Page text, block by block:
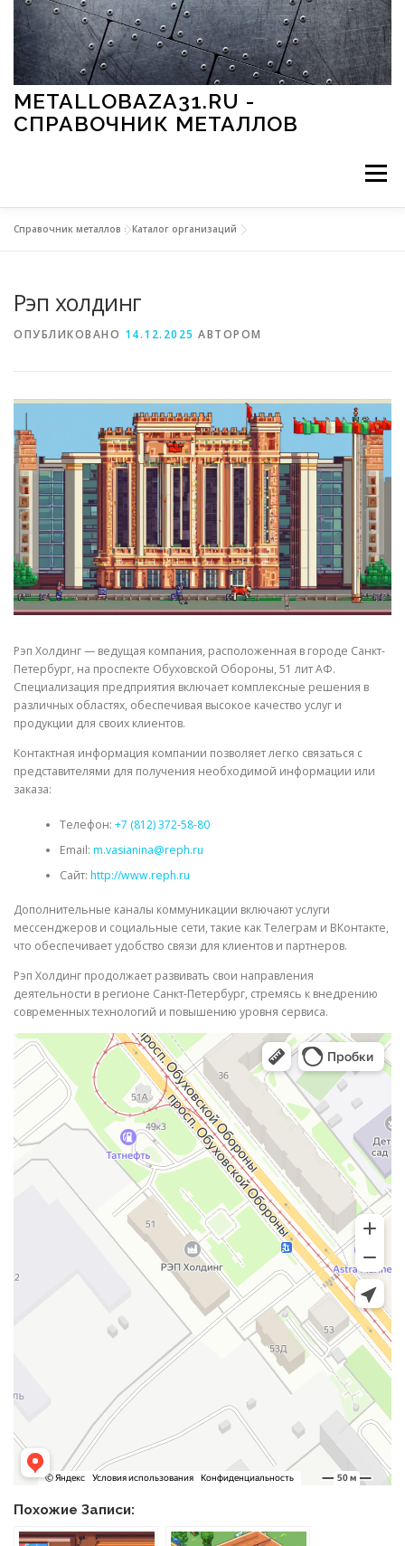
Перейти к содержимому
METALLOBAZA31.RU -
СПРАВОЧНИК МЕТАЛЛОВ
Меню
МЕТАЛЛЫ И ОКРУЖАЮЩАЯ СРЕДА
СВОЙСТВА МЕТАЛЛОВ СОРТА МЕТАЛЛОВ
СТАТЬИ
Справочник металлов »Каталог организаций
Рэп холдинг
ОПУБЛИКОВАНО 14.12.2025 АВТОРОМ
Рэп Холдинг — ведущая компания, расположенная в городе Санкт-
Петербург, на проспекте Обуховской Обороны, 51 лит АФ.
Специализация предприятия включает комплексные решения в
различных областях, обеспечивая высокое качество услуг и
продукции для своих клиентов.
Контактная информация компании позволяет легко связаться с
представителями для получения необходимой информации или
заказа:
Телефон: +7 (812) 372-58-80
Email: m.vasianina@reph.ru
Сайт: http://www.reph.ru
Дополнительные каналы коммуникации включают услуги
мессенджеров и социальные сети, такие как Телеграм и ВКонтакте,
что обеспечивает удобство связи для клиентов и партнеров.
Рэп Холдинг продолжает развивать свои направления
деятельности в регионе Санкт-Петербург, стремясь к внедрению
современных технологий и повышению уровня сервиса.
Похожие Записи: